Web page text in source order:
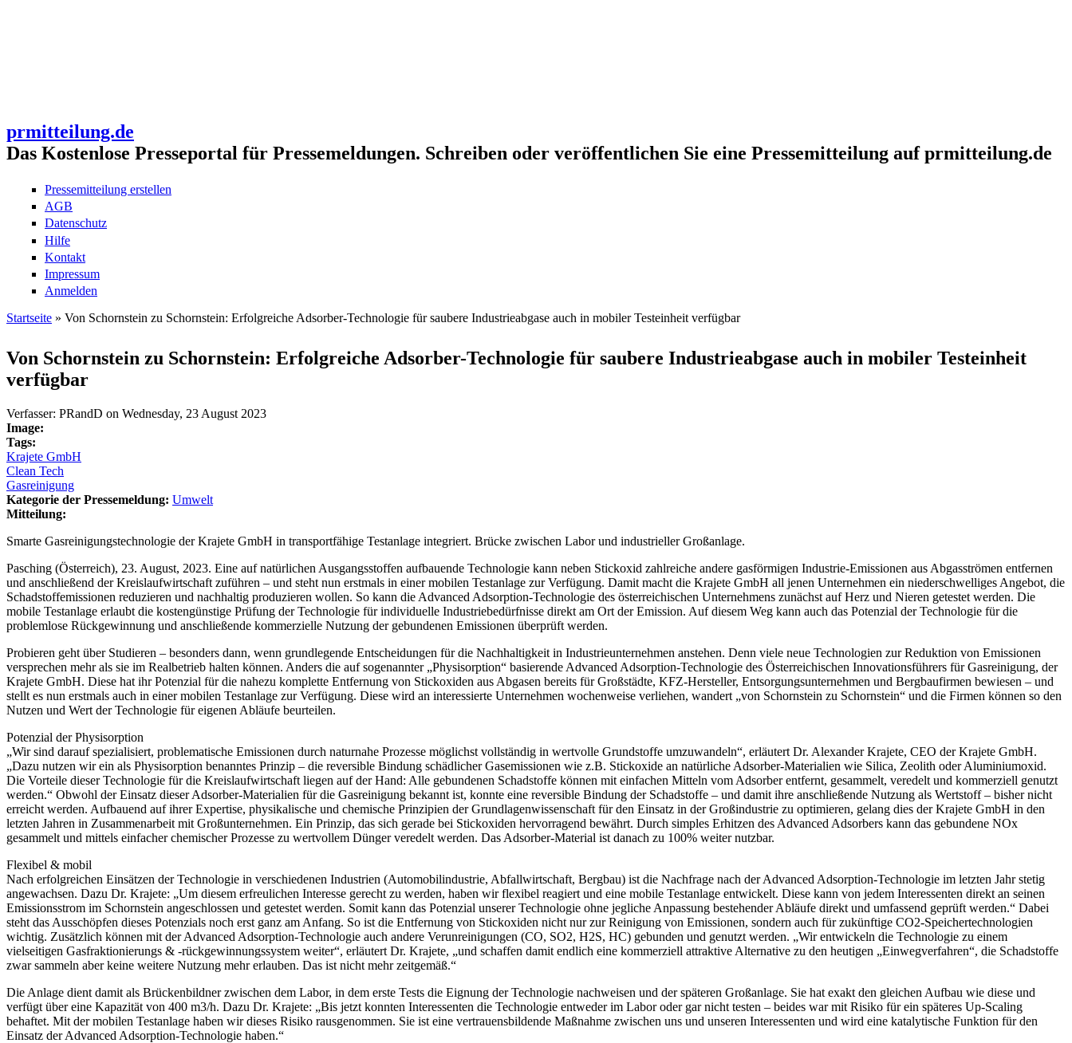
prmitteilung.de
Das Kostenlose Presseportal für Pressemeldungen. Schreiben oder veröffentlichen Sie eine Pressemitteilung auf prmitteilung.de
Pressemitteilung erstellen
AGB
Datenschutz
Hilfe
Kontakt
Impressum
Anmelden
Startseite » Von Schornstein zu Schornstein: Erfolgreiche Adsorber-Technologie für saubere Industrieabgase auch in mobiler Testeinheit verfügbar
Von Schornstein zu Schornstein: Erfolgreiche Adsorber-Technologie für saubere Industrieabgase auch in mobiler Testeinheit
verfügbar
Verfasser: PRandD on Wednesday, 23 August 2023
Image:
Tags:
Krajete GmbH
Clean Tech
Gasreinigung
Kategorie der Pressemeldung: Umwelt
Mitteilung:
Smarte Gasreinigungstechnologie der Krajete GmbH in transportfähige Testanlage integriert. Brücke zwischen Labor und industrieller Großanlage.
Pasching (Österreich), 23. August, 2023. Eine auf natürlichen Ausgangsstoffen aufbauende Technologie kann neben Stickoxid zahlreiche andere gasförmigen Industrie-Emissionen aus Abgasströmen entfernen
und anschließend der Kreislaufwirtschaft zuführen – und steht nun erstmals in einer mobilen Testanlage zur Verfügung. Damit macht die Krajete GmbH all jenen Unternehmen ein niederschwelliges Angebot, die
Schadstoffemissionen reduzieren und nachhaltig produzieren wollen. So kann die Advanced Adsorption-Technologie des österreichischen Unternehmens zunächst auf Herz und Nieren getestet werden. Die
mobile Testanlage erlaubt die kostengünstige Prüfung der Technologie für individuelle Industriebedürfnisse direkt am Ort der Emission. Auf diesem Weg kann auch das Potenzial der Technologie für die
problemlose Rückgewinnung und anschließende kommerzielle Nutzung der gebundenen Emissionen überprüft werden.
Probieren geht über Studieren – besonders dann, wenn grundlegende Entscheidungen für die Nachhaltigkeit in Industrieunternehmen anstehen. Denn viele neue Technologien zur Reduktion von Emissionen
versprechen mehr als sie im Realbetrieb halten können. Anders die auf sogenannter „Physisorption“ basierende Advanced Adsorption-Technologie des Österreichischen Innovationsführers für Gasreinigung, der
Krajete GmbH. Diese hat ihr Potenzial für die nahezu komplette Entfernung von Stickoxiden aus Abgasen bereits für Großstädte, KFZ-Hersteller, Entsorgungsunternehmen und Bergbaufirmen bewiesen – und
stellt es nun erstmals auch in einer mobilen Testanlage zur Verfügung. Diese wird an interessierte Unternehmen wochenweise verliehen, wandert „von Schornstein zu Schornstein“ und die Firmen können so den
Nutzen und Wert der Technologie für eigenen Abläufe beurteilen.
Potenzial der Physisorption
„Wir sind darauf spezialisiert, problematische Emissionen durch naturnahe Prozesse möglichst vollständig in wertvolle Grundstoffe umzuwandeln“, erläutert Dr. Alexander Krajete, CEO der Krajete GmbH.
„Dazu nutzen wir ein als Physisorption benanntes Prinzip – die reversible Bindung schädlicher Gasemissionen wie z.B. Stickoxide an natürliche Adsorber-Materialien wie Silica, Zeolith oder Aluminiumoxid.
Die Vorteile dieser Technologie für die Kreislaufwirtschaft liegen auf der Hand: Alle gebundenen Schadstoffe können mit einfachen Mitteln vom Adsorber entfernt, gesammelt, veredelt und kommerziell genutzt
werden.“ Obwohl der Einsatz dieser Adsorber-Materialien für die Gasreinigung bekannt ist, konnte eine reversible Bindung der Schadstoffe – und damit ihre anschließende Nutzung als Wertstoff – bisher nicht
erreicht werden. Aufbauend auf ihrer Expertise, physikalische und chemische Prinzipien der Grundlagenwissenschaft für den Einsatz in der Großindustrie zu optimieren, gelang dies der Krajete GmbH in den
letzten Jahren in Zusammenarbeit mit Großunternehmen. Ein Prinzip, das sich gerade bei Stickoxiden hervorragend bewährt. Durch simples Erhitzen des Advanced Adsorbers kann das gebundene NOx
gesammelt und mittels einfacher chemischer Prozesse zu wertvollem Dünger veredelt werden. Das Adsorber-Material ist danach zu 100% weiter nutzbar.
Flexibel & mobil
Nach erfolgreichen Einsätzen der Technologie in verschiedenen Industrien (Automobilindustrie, Abfallwirtschaft, Bergbau) ist die Nachfrage nach der Advanced Adsorption-Technologie im letzten Jahr stetig
angewachsen. Dazu Dr. Krajete: „Um diesem erfreulichen Interesse gerecht zu werden, haben wir flexibel reagiert und eine mobile Testanlage entwickelt. Diese kann von jedem Interessenten direkt an seinen
Emissionsstrom im Schornstein angeschlossen und getestet werden. Somit kann das Potenzial unserer Technologie ohne jegliche Anpassung bestehender Abläufe direkt und umfassend geprüft werden.“ Dabei
steht das Ausschöpfen dieses Potenzials noch erst ganz am Anfang. So ist die Entfernung von Stickoxiden nicht nur zur Reinigung von Emissionen, sondern auch für zukünftige CO2-Speichertechnologien
wichtig. Zusätzlich können mit der Advanced Adsorption-Technologie auch andere Verunreinigungen (CO, SO2, H2S, HC) gebunden und genutzt werden. „Wir entwickeln die Technologie zu einem
vielseitigen Gasfraktionierungs & -rückgewinnungssystem weiter“, erläutert Dr. Krajete, „und schaffen damit endlich eine kommerziell attraktive Alternative zu den heutigen „Einwegverfahren“, die Schadstoffe
zwar sammeln aber keine weitere Nutzung mehr erlauben. Das ist nicht mehr zeitgemäß.“
Die Anlage dient damit als Brückenbildner zwischen dem Labor, in dem erste Tests die Eignung der Technologie nachweisen und der späteren Großanlage. Sie hat exakt den gleichen Aufbau wie diese und
verfügt über eine Kapazität von 400 m3/h. Dazu Dr. Krajete: „Bis jetzt konnten Interessenten die Technologie entweder im Labor oder gar nicht testen – beides war mit Risiko für ein späteres Up-Scaling
behaftet. Mit der mobilen Testanlage haben wir dieses Risiko rausgenommen. Sie ist eine vertrauensbildende Maßnahme zwischen uns und unseren Interessenten und wird eine katalytische Funktion für den
Einsatz der Advanced Adsorption-Technologie haben.“